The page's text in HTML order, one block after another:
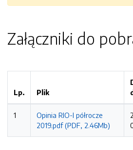
Załączniki do
Lp. Plik
1
Opinia RIO-I półrocze
2019.pdf (PDF, 2.46Mb)